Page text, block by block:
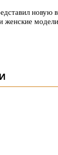
новую
женские